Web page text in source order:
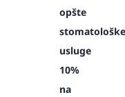
opšte
stomatološke
usluge
10%
na